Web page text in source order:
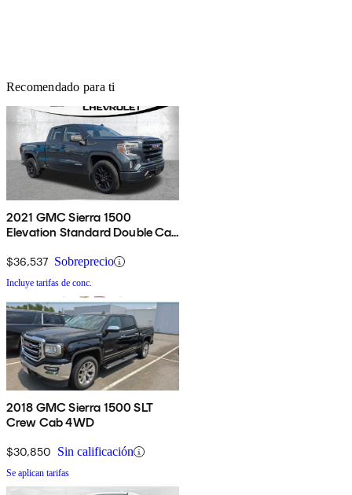
Recomendado para ti
2021 GMC Sierra 1500
Elevation Standard Double Cab
$36,537 Sobreprecio
Incluye tarifas de conc.
2018 GMC Sierra 1500 SLT
Crew Cab 4WD
$30,850 Sin calificación
Se aplican tarifas